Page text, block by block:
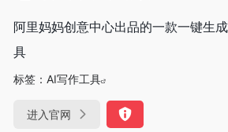
阿里妈妈创意中心出品的一款一键生
具
标签： AI写作工具
进入官网